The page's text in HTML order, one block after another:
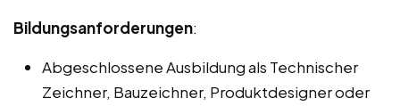
Bildungsanforderungen:
Abgeschlossene Ausbildung als Technischer
Zeichner, Bauzeichner, Produktdesigner oder